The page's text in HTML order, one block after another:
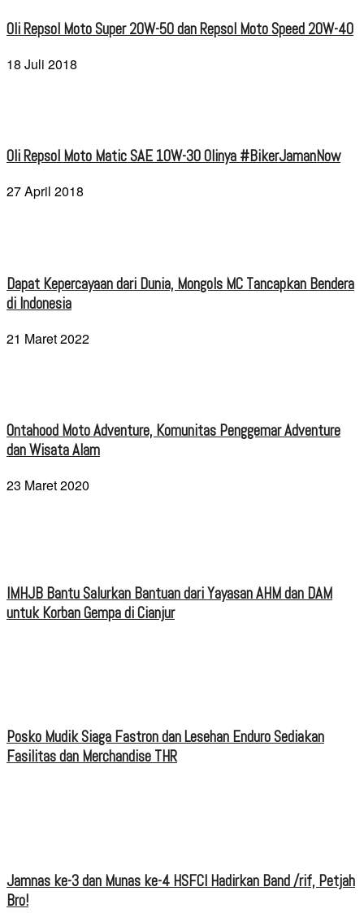
Oli Repsol Moto Super 20W-50 dan Repsol Moto Speed 20W-40
18 Juli 2018
Oli Repsol Moto Matic SAE 10W-30 Olinya #BikerJamanNow
27 April 2018
Dapat Kepercayaan dari Dunia, Mongols MC Tancapkan Bendera
di Indonesia
21 Maret 2022
Ontahood Moto Adventure, Komunitas Penggemar Adventure
dan Wisata Alam
23 Maret 2020
IMHJB Bantu Salurkan Bantuan dari Yayasan AHM dan DAM
untuk Korban Gempa di Cianjur
Posko Mudik Siaga Fastron dan Lesehan Enduro Sediakan
Fasilitas dan Merchandise THR
Jamnas ke-3 dan Munas ke-4 HSFCI Hadirkan Band /rif, Petjah
Bro!